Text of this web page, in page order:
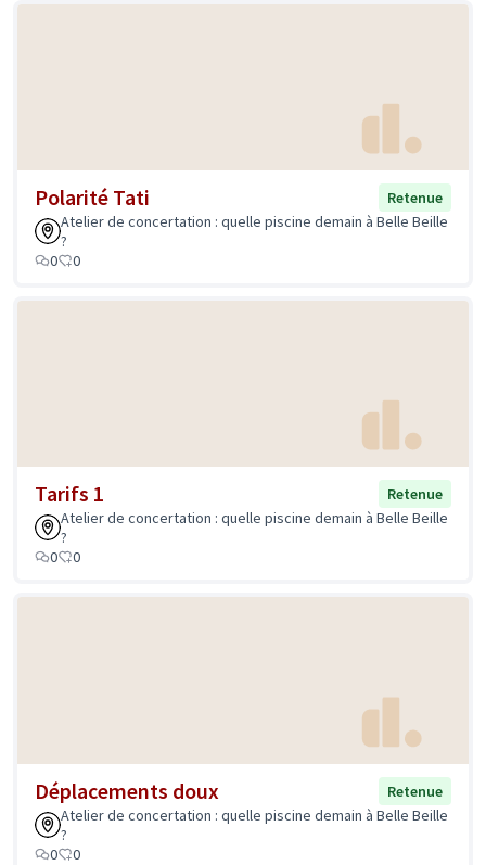
Polarité Tati
Retenue
Atelier de concertation : quelle piscine demain à Belle Beille
?
0
0
Tarifs 1
Retenue
Atelier de concertation : quelle piscine demain à Belle Beille
?
0
0
Déplacements doux
Retenue
Atelier de concertation : quelle piscine demain à Belle Beille
?
0
0